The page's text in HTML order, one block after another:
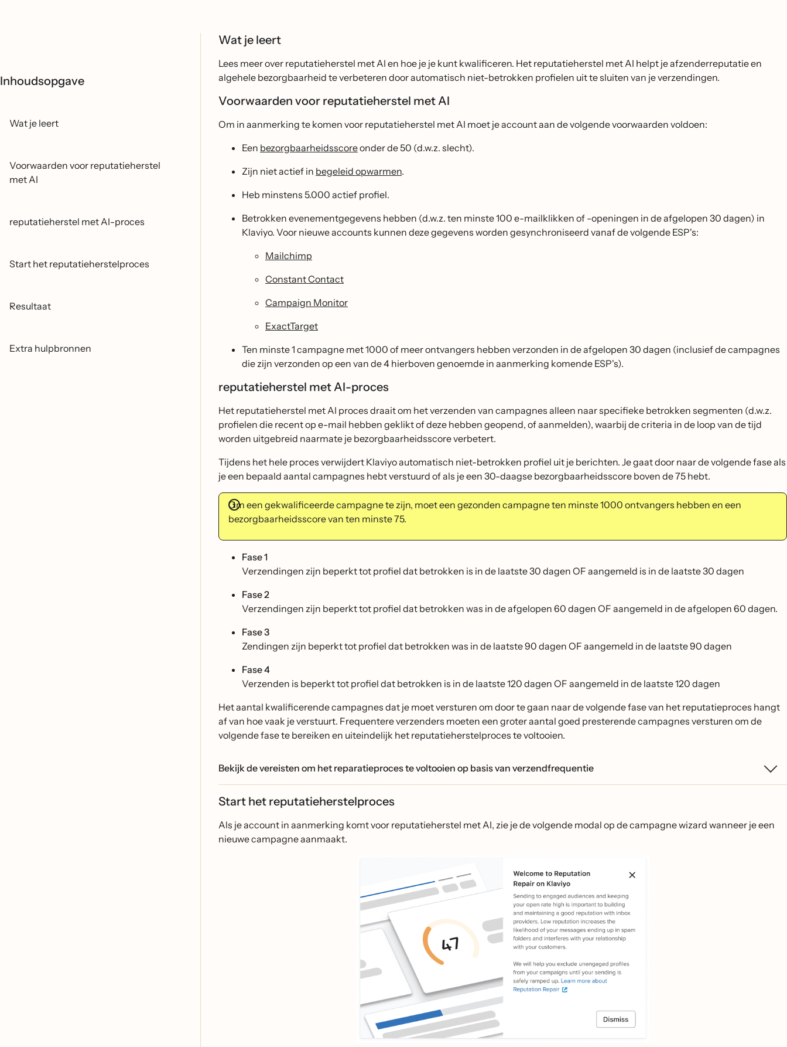
Inhoudsopgave
Wat je leert
Voorwaarden voor reputatieherstel
met AI
reputatieherstel met AI-proces
Start het reputatieherstelproces
Resultaat
Extra hulpbronnen
Wat je leert
Lees meer over reputatieherstel met AI en hoe je je kunt kwalificeren. Het reputatieherstel met AI helpt je afzenderreputatie en
algehele bezorgbaarheid te verbeteren door automatisch niet-betrokken profielen uit te sluiten van je verzendingen.
Voorwaarden voor reputatieherstel met AI
Om in aanmerking te komen voor reputatieherstel met AI moet je account aan de volgende voorwaarden voldoen:
Een bezorgbaarheidsscoreonder de 50 (d.w.z. slecht).
Zijn niet actief in begeleid opwarmen.
Heb minstens 5.000 actief profiel.
Betrokken evenementgegevens hebben (d.w.z. ten minste 100 e-mailklikken of -openingen in de afgelopen 30 dagen) in
Klaviyo. Voor nieuwe accounts kunnen deze gegevens worden gesynchroniseerd vanaf de volgende ESP's:
Mailchimp
Constant Contact
Campaign Monitor
ExactTarget
Ten minste 1 campagne met 1000 of meer ontvangers hebben verzonden in de afgelopen 30 dagen (inclusief de campagnes
die zijn verzonden op een van de 4 hierboven genoemde in aanmerking komende ESP's).
reputatieherstel met AI-proces
Het reputatieherstel met AI proces draait om het verzenden van campagnes alleen naar specifieke betrokken segmenten (d.w.z.
profielen die recent op e-mail hebben geklikt of deze hebben geopend, of aanmelden), waarbij de criteria in de loop van de tijd
worden uitgebreid naarmate je bezorgbaarheidsscore verbetert.
Tijdens het hele proces verwijdert Klaviyo automatisch niet-betrokken profiel uit je berichten. Je gaat door naar de volgende fase als
je een bepaald aantal campagnes hebt verstuurd of als je een 30-daagse bezorgbaarheidsscore boven de 75 hebt.
Om een gekwalificeerde campagne te zijn, moet een gezonden campagne ten minste 1000 ontvangers hebben en een
bezorgbaarheidsscore van ten minste 75.
Fase 1
Verzendingen zijn beperkt tot profiel dat betrokken is in de laatste 30 dagen OF aangemeld is in de laatste 30 dagen
Fase 2
Verzendingen zijn beperkt tot profiel dat betrokken was in de afgelopen 60 dagen OF aangemeld in de afgelopen 60 dagen.
Fase 3
Zendingen zijn beperkt tot profiel dat betrokken was in de laatste 90 dagen OF aangemeld in de laatste 90 dagen
Fase 4
Verzenden is beperkt tot profiel dat betrokken is in de laatste 120 dagen OF aangemeld in de laatste 120 dagen
Het aantal kwalificerende campagnes dat je moet versturen om door te gaan naar de volgende fase van het reputatieproces hangt
af van hoe vaak je verstuurt. Frequentere verzenders moeten een groter aantal goed presterende campagnes versturen om de
volgende fase te bereiken en uiteindelijk het reputatieherstelproces te voltooien.
Bekijk de vereisten om het reparatieproces te voltooien op basis van verzendfrequentie
Start het reputatieherstelproces
Als je account in aanmerking komt voor reputatieherstel met AI, zie je de volgende modal op de campagne wizard wanneer je een
nieuwe campagne aanmaakt.